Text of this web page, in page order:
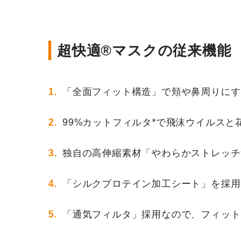
超快適®マスクの従来機能
「全面フィット構造」で頬や鼻周りに
99%カットフィルタ*で飛沫ウイルスと
独自の高伸縮素材「やわらかストレッ
「シルクプロテイン加工シート」を採
「通気フィルタ」採用なので、フィッ